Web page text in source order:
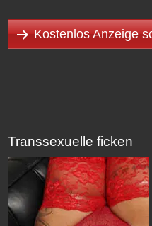
Kostenlos Anzeige
Transsexuelle ficken